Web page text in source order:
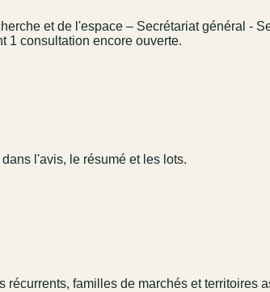
et de l'espace – Secrétariat général -
1 consultation encore ouverte.
l'avis, le résumé et les lots.
familles de marchés et territoires